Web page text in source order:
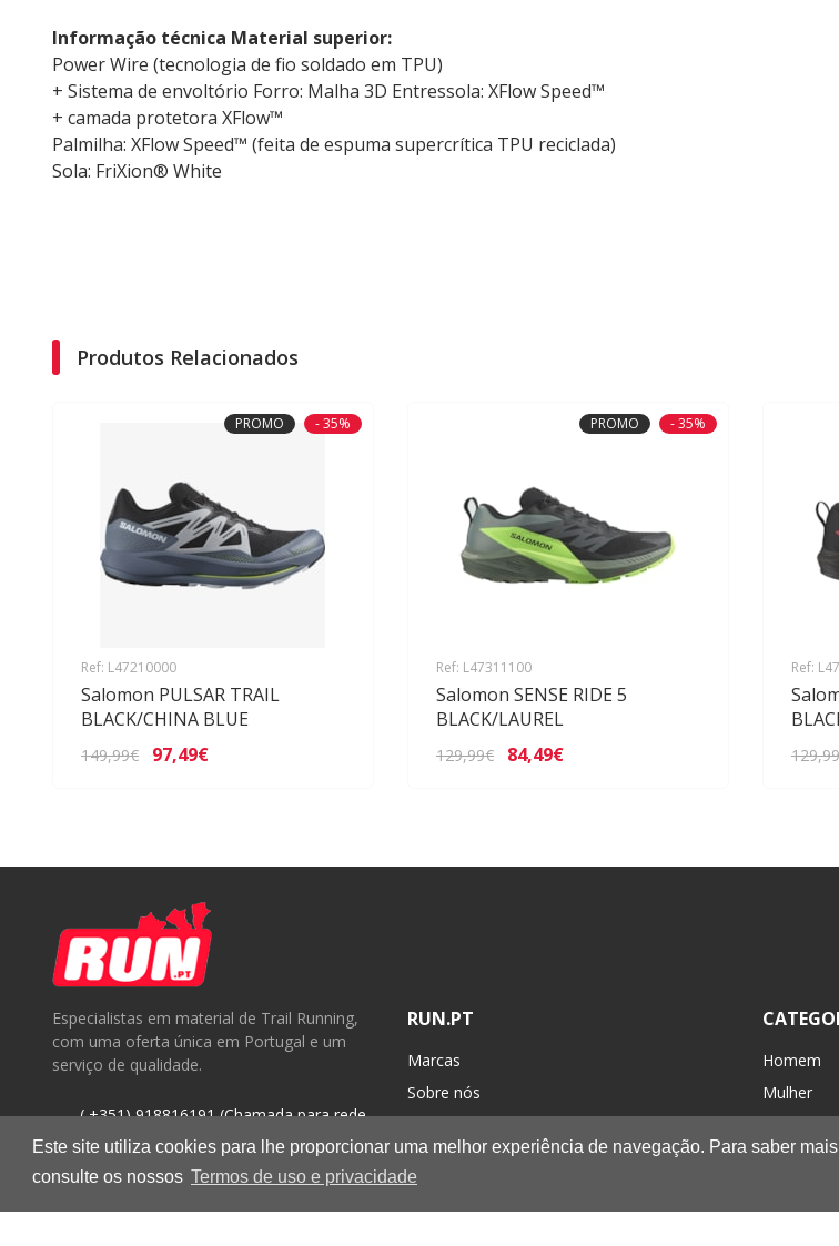
Este site utiliza cookies para lhe proporcionar uma melhor experiência de navegação. Para saber
consulte os nossos Termos de uso e privacidade
Informação técnica Material superior:
Power Wire (tecnologia de fio soldado em TPU)
+ Sistema de envoltório Forro: Malha 3D Entressola: XFlow Speed™
+ camada protetora XFlow™
Palmilha: XFlow Speed™ (feita de espuma supercrítica TPU reciclada)
Sola: FriXion® White
Produtos Relacionados
PROMO - 35%
Ref: L47210000
Salomon PULSAR TRAIL
BLACK/CHINA BLUE
149,99€ 97,49€
PROMO - 35%
Ref: L47311100
Salomon SENSE RIDE 5
BLACK/LAUREL
129,99€ 84,49€
Ref:
Especialistas em material de Trail Running,
com uma oferta única em Portugal e um
serviço de qualidade.
( +351) 918816191 (Chamada para rede
móvel nacional)
geral@run.pt
RUN.PT
Marcas
Sobre nós
Homem
Mulher
Acessórios